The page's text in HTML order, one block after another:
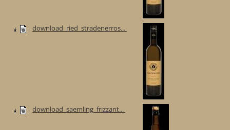
download_ried_stradenerros...
download_saemling_frizzant...